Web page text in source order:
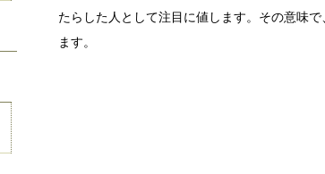
たらした人として注目に値します。その意味
ます。